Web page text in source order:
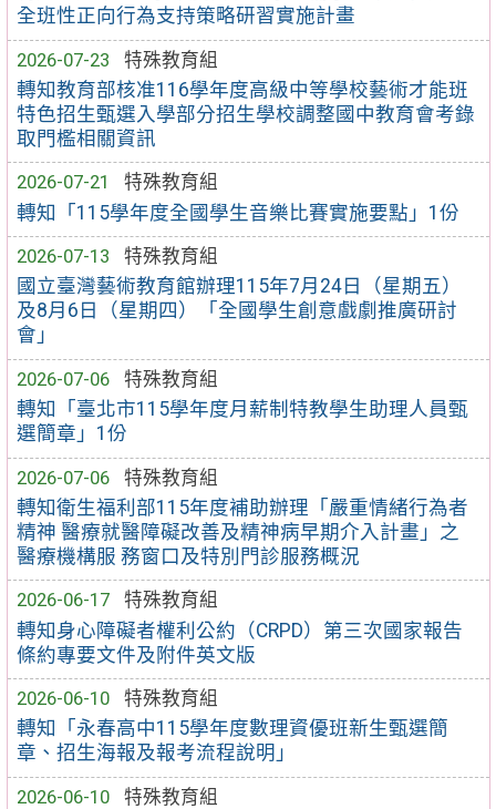
全班性正向行為支持策略研習實施計畫
2026-07-23
特殊教育組
轉知教育部核准116學年度高級中等學校藝術才能班
特色招生甄選入學部分招生學校調整國中教育會考錄
取門檻相關資訊
2026-07-21
特殊教育組
轉知「115學年度全國學生音樂比賽實施要點」1份
2026-07-13
特殊教育組
國立臺灣藝術教育館辦理115年7月24日（星期五）
及8月6日（星期四）「全國學生創意戲劇推廣研討
會」
2026-07-06
特殊教育組
轉知「臺北市115學年度月薪制特教學生助理人員甄
選簡章」1份
2026-07-06
特殊教育組
轉知衛生福利部115年度補助辦理「嚴重情緒行為者
精神 醫療就醫障礙改善及精神病早期介入計畫」之
醫療機構服 務窗口及特別門診服務概況
2026-06-17
特殊教育組
轉知身心障礙者權利公約（CRPD）第三次國家報告
條約專要文件及附件英文版
2026-06-10
特殊教育組
轉知「永春高中115學年度數理資優班新生甄選簡
章、招生海報及報考流程說明」
2026-06-10
特殊教育組